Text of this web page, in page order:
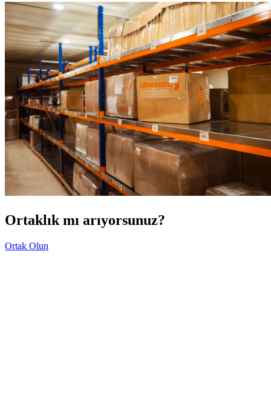
Ortaklık mı arıyorsunuz?
Ortak Olun